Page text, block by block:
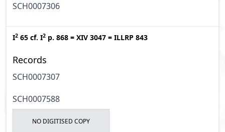
SCH0007306
I2 65 cf. I2 p. 868 = XIV 3047 = ILLRP 843
Records
SCH0007307
SCH0007588
NO DIGITISED COPY